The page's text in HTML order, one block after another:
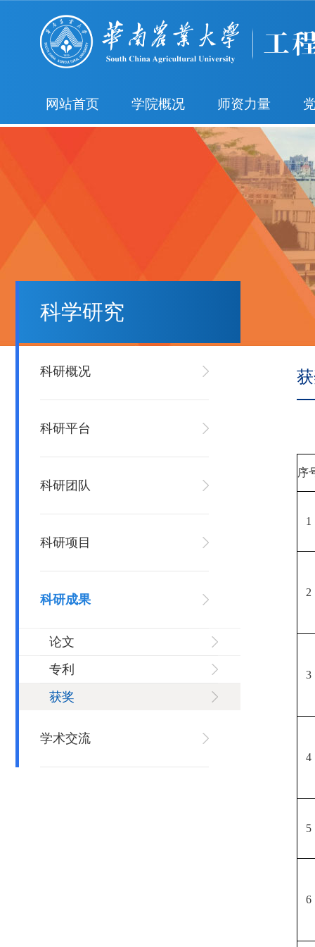
网站首页 学院概况 师资力量
科学研究
科研概况
科研平台
科研团队
科研项目
科研成果
论文
专利
获奖
学术交流
序
1
2
3
4
5
6